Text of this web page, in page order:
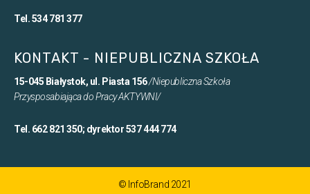
Tel. 534 781 377
KONTAKT - NIEPUBLICZNA SZKOŁA
15-045 Białystok, ul. Piasta 156/Niepubliczna Szkoła
Przysposabiająca do Pracy AKTYWNI/
Tel. 662 821 350; dyrektor 537 444 774
© InfoBrand 2021